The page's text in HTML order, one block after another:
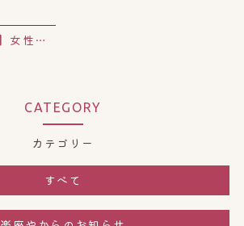
【アルバイト募集】女性専用よもぎ蒸しサロンで、働きながらキレイに。
CATEGORY
カテゴリー
すべて